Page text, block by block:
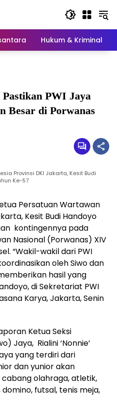
Hukum & Kriminal
PWI Jaya
Besar di Porwanas
Provinsi DKI Jakarta, Kesit Budi
Ke-57
Persatuan Wartawan
Kesit Budi Handoyo
kontingennya pada
Nasional (Porwanas) XIV
“Wakil-wakil dari PWI
oleh Siwo dan
hasil yang
di Sekretariat PWI
Karya, Jakarta, Senin
Ketua Seksi
Jaya, Rialini ‘Nonnie’
yang terdiri dari
dan yunior akan
olahraga, atletik,
futsal, tenis meja,